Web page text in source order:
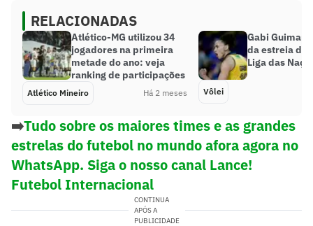
RELACIONADAS
Atlético-MG utilizou 34
jogadores na primeira
metade do ano: veja
ranking de participações
Atlético Mineiro Há 2 meses
Gabi
da estreia do
Liga das
Vôlei
➡️Tudo sobre os maiores times e as grandes
estrelas do futebol no mundo afora agora no
WhatsApp. Siga o nosso canal Lance!
Futebol Internacional
CONTINUA
APÓS A
PUBLICIDADE